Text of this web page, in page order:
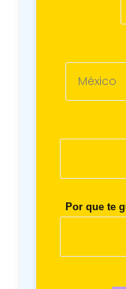
Por que te